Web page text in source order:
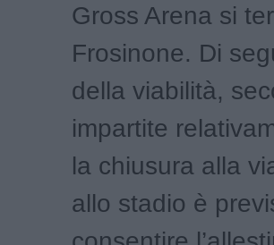
Gross Arena si
Frosinone. Di
della viabilità,
impartite
la chiusura alla
allo stadio è